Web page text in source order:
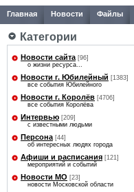
Главная Новости Файлы
Категории
Новости сайта [96]
о жизни ресурса...
Новости г. Юбилейный [1383]
все события Юбилейного
Новости г. Королёв [4706]
все события Королёва
Интервью [209]
с известными людьми
Персона [44]
об интересных людях города
Афиши и расписания [121]
мероприятий и событий
Новости МО [23]
новости Московской области